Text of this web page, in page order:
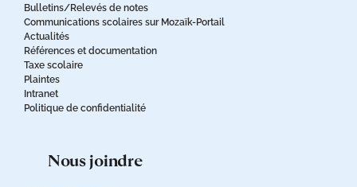
Bulletins/Relevés de notes
Communications scolaires sur Mozaïk-Portail
Actualités
Références et documentation
Taxe scolaire
Plaintes
Intranet
Politique de confidentialité
nous joindre